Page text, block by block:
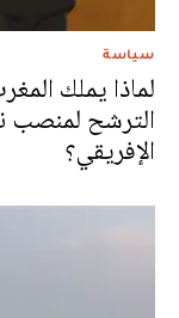
سياسة
لماذا يملك
الترشح لمنصب
الإفريقي؟